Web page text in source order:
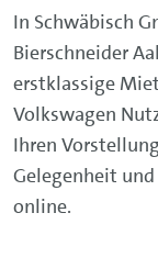
In Schwäbisch
Bierschneider
erstklassige
Volkswagen
Ihren
Gelegenheit
online.